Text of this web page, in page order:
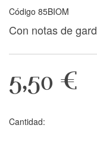
Código 85BIOM
Con notas de
5,50 €
Cantidad: